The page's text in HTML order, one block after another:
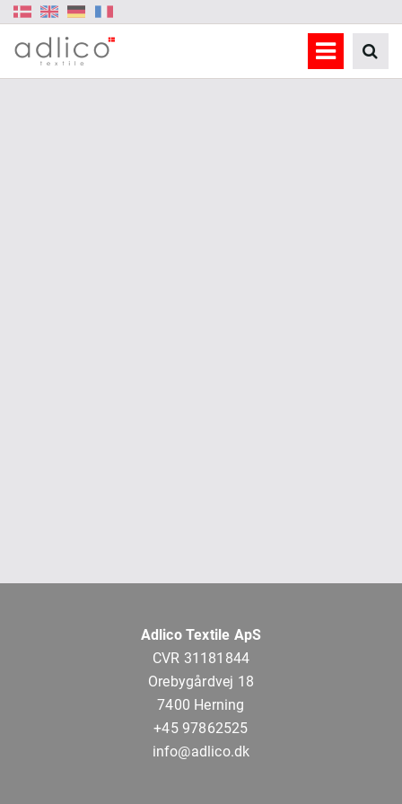
Adlico Textile ApS
CVR 31181844
Orebygårdvej 18
7400 Herning
+45 97862525
info@adlico.dk